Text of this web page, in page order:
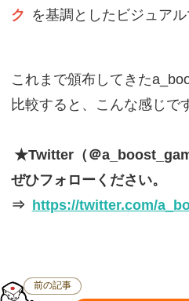
ク を基調としたビジュアル
これまで頒布してきた
比較すると、こんな感じで
★Twitter（＠
ぜひフォローください。
⇒
https://twitter.com/
前の記事